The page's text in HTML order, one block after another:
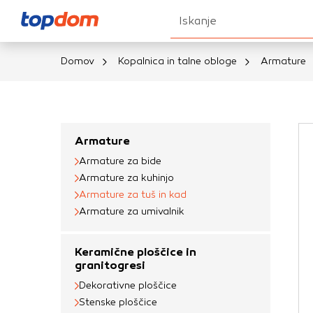
Domov Kopalnica in talne obloge Armature
Armature
Armature za bide
Armature za kuhinjo
Armature za tuš in kad
Armature za umivalnik
Keramične ploščice in
granitogresi
Dekorativne ploščice
Stenske ploščice
Ko obiščete katero
brskalnika,
vašo napravo ali pa
informacije
prilagojeno
različna imena
določenih vrst